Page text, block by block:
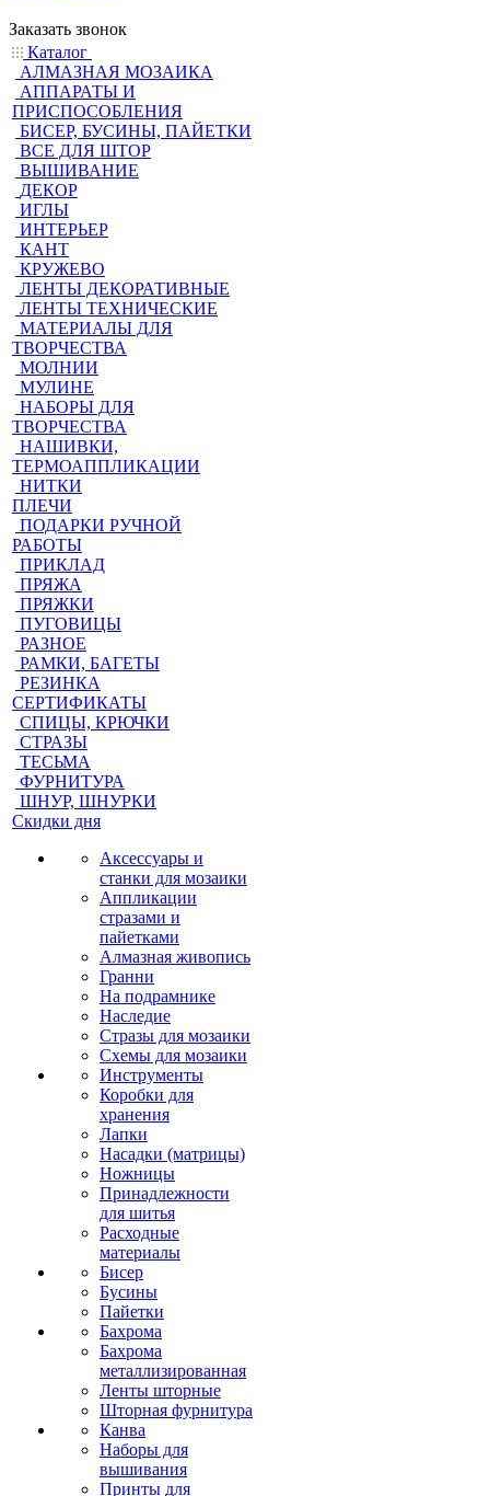
Заказать звонок
Каталог
АЛМАЗНАЯ МОЗАИКА
АППАРАТЫ И
ПРИСПОСОБЛЕНИЯ
БИСЕР, БУСИНЫ, ПАЙЕТКИ
ВСЕ ДЛЯ ШТОР
ВЫШИВАНИЕ
ДЕКОР
ИГЛЫ
ИНТЕРЬЕР
КАНТ
КРУЖЕВО
ЛЕНТЫ ДЕКОРАТИВНЫЕ
ЛЕНТЫ ТЕХНИЧЕСКИЕ
МАТЕРИАЛЫ ДЛЯ
ТВОРЧЕСТВА
МОЛНИИ
МУЛИНЕ
НАБОРЫ ДЛЯ
ТВОРЧЕСТВА
НАШИВКИ,
ТЕРМОАППЛИКАЦИИ
НИТКИ
ПЛЕЧИ
ПОДАРКИ РУЧНОЙ
РАБОТЫ
ПРИКЛАД
ПРЯЖА
ПРЯЖКИ
ПУГОВИЦЫ
РАЗНОЕ
РАМКИ, БАГЕТЫ
РЕЗИНКА
СЕРТИФИКАТЫ
СПИЦЫ, КРЮЧКИ
СТРАЗЫ
ТЕСЬМА
ФУРНИТУРА
ШНУР, ШНУРКИ
Скидки дня
Аксессуары и
станки для мозаики
Аппликации
стразами и
пайетками
Алмазная живопись
Гранни
На подрамнике
Наследие
Стразы для мозаики
Схемы для мозаики
Инструменты
Коробки для
хранения
Лапки
Насадки (матрицы)
Ножницы
Принадлежности
для шитья
Расходные
материалы
Бисер
Бусины
Пайетки
Бахрома
Бахрома
металлизированная
Ленты шторные
Шторная фурнитура
Канва
Наборы для
вышивания
Принты для